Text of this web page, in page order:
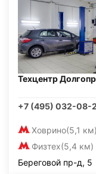
Техцентр
+7 (495) 032-08-
Ховрино(5,1 км)
Физтех(5,4 км)
Береговой пр-д, 5